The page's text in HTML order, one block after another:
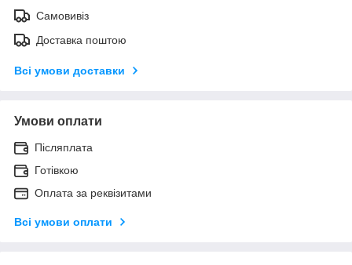
Самовивіз
Доставка поштою
Всі умови доставки
Умови оплати
Післяплата
Готівкою
Оплата за реквізитами
Всі умови оплати